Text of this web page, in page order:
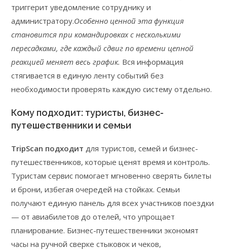
триггерит уведомление сотруднику и
администратору.Особенно ценной эта функция
становится при командировках с несколькими
пересадками, где каждый сдвиг по времени цепной
реакцией меняет весь график. Вся информация
стягивается в единую ленту событий без
необходимости проверять каждую систему отдельно.
Кому подходит: туристы, бизнес-
путешественники и семьи
TripScan подходит для туристов, семей и бизнес-
путешественников, которые ценят время и контроль.
Туристам сервис помогает мгновенно сверять билеты
и брони, избегая очередей на стойках. Семьи
получают единую панель для всех участников поездки
— от авиабилетов до отелей, что упрощает
планирование. Бизнес-путешественники экономят
часы на ручной сверке стыковок и чеков,